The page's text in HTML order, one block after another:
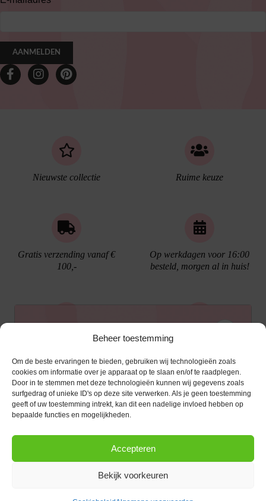
Beheer toestemming
Om de beste ervaringen te bieden, gebruiken wij technologieën zoals
cookies om informatie over je apparaat op te slaan en/of te raadplegen.
Door in te stemmen met deze technologieën kunnen wij gegevens zoals
surfgedrag of unieke ID's op deze site verwerken. Als je geen toestemming
geeft of uw toestemming intrekt, kan dit een nadelige invloed hebben op
bepaalde functies en mogelijkheden.
Accepteren
Bekijk voorkeuren
AANMELDEN
Nieuwste collectie Ruime keuze
Gratis verzending vanaf €
100,-
Op werkdagen voor 16:00
besteld, morgen al in huis!
Gratis cadeau verpakking
KLANTENSERVICE
Klantenservice
OPENINGSTIJDEN
13:00 - 17:30
Ontvang €10,- korting
Schrijf je in voor de nieuwsbrief en ontvang een
kortingscode van €10,- op je volgende bestelling.
E-mailadres*